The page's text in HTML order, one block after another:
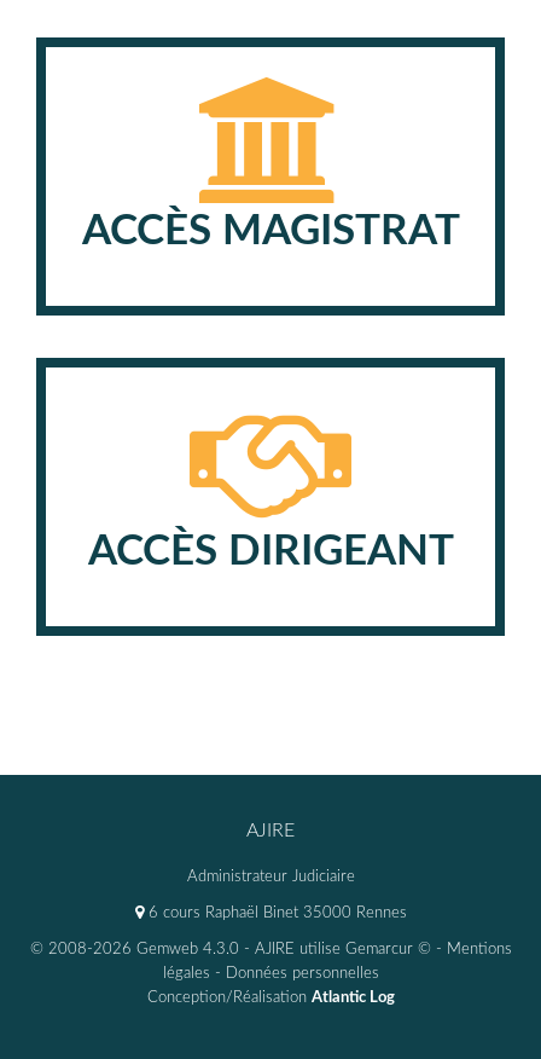
ACCÈS MAGISTRAT
ACCÈS DIRIGEANT
AJIRE
Administrateur Judiciaire
6 cours Raphaël Binet 35000 Rennes
© 2008-2026 Gemweb 4.3.0 - AJIRE utilise Gemarcur © - Mentions
légales - Données personnelles
Conception/Réalisation Atlantic Log